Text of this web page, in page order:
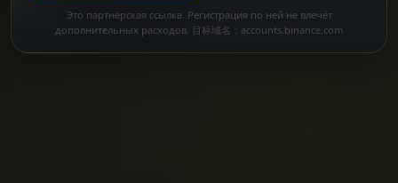
Это партнёрская ссылка. Регистрация по ней не влечёт
дополнительных расходов. 目标域名：accounts.binance.com